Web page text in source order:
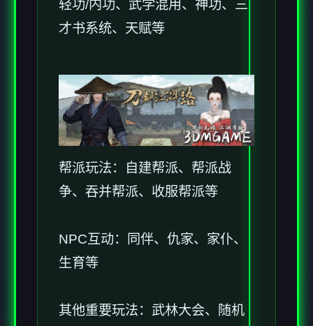
轻功/内功、武学混用、神功、三
才书系统、天赋等
帮派玩法：自建帮派、帮派战
争、吞并帮派、收服帮派等
NPC互动：同伴、仇家、家仆、
生育等
其他重要玩法：武林大会、随机